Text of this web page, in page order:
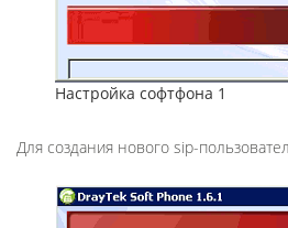
Настройка софтфона 1
Для создания нового sip-